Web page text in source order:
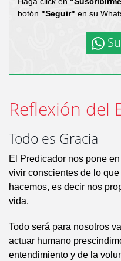
botón "Seguir" en su
Reflexión del
Todo es Gracia
El Predicador nos pone
vivir conscientes de lo
hacemos, es decir nos
vida.
Todo será para nosotros
actuar humano
entendimiento y de la